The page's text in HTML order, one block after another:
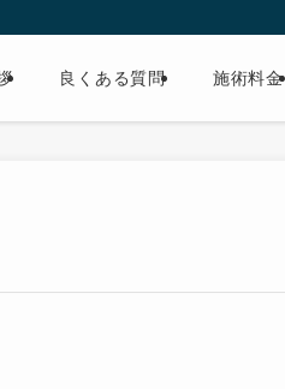
良くある質問 施術料金